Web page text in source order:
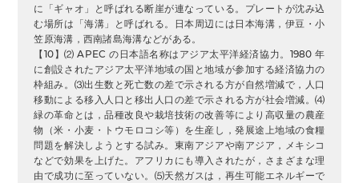
に「ギャオ」と呼ばれる断崖が連なっている。プレートが沈み込
む場所は「海溝」と呼ばれる。日本周辺には日本海溝，伊豆・小
笠原海溝，西南諸島海溝などがある。
【10】⑵ APEC の日本語名称はアジア太平洋経済協力。1980 年
に創設されたアジア太平洋地域の国と地域が参加する経済協力の
枠組み。⑶出生数と死亡数の差で示される方が自然増減で，人口
移動による移入人口と移出人口の差で示される方が社会増減。⑷
緑の革命とは，品種改良や栽培技術の改善等により高収量の農産
物（米・小麦・トウモロコシ等）を生産し，発展途上地域の食糧
問題を解決しようとする試み。東南アジアや南アジア，メキシコ
などで効果を上げた。アフリカにも導入されたが，さまざまな理
由で成功に至っていない。⑸天然ガスは，再生可能エネルギーで